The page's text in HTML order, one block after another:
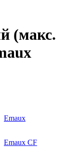
(макс.
Emaux
Emaux CF